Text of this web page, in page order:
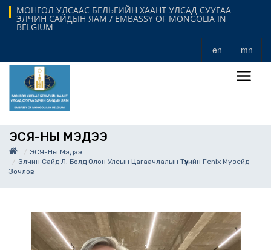
МОНГОЛ УЛСААС БЕЛЬГИЙН ХААНТ УЛСАД СУУГАА
ЭЛЧИН САЙДЫН ЯАМ / EMBASSY OF MONGOLIA IN
BELGIUM
en mn
ЭСЯ-НЫ МЭДЭЭ
ЭСЯ-Ны Мэдээ
Элчин Сайд Л. Болд Олон Улсын Цагаачлалын Түүхийн Fenix Музейд
Зочлов